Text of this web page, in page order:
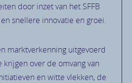
door inzet van het SFFB
snellere innovatie en groei.
marktverkenning uitgevoerd
over de omvang van
en witte vlekken, de